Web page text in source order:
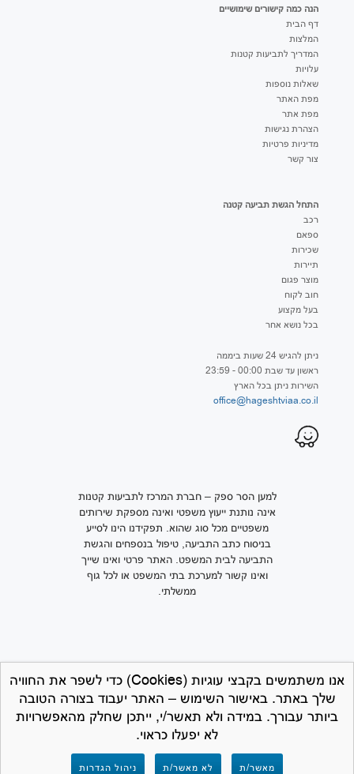
אנו משתמשים בקבצי עוגיות (Cookies) כדי לשפר את החוויה
שלך באתר. באישור השימוש – האתר יעבוד בצורה הטובה
ביותר עבורך. במידה ולא תאשר/י, ייתכן שחלק מהאפשרויות
לא יפעלו כראוי.
מאשר/ת לא מאשר/ת ניהול הגדרות
הנה כמה קישורים שימושיים
דף הבית
המלצות
המדריך לתביעות קטנות
עלויות
שאלות נוספות
מפת האתר
מפת אתר
הצהרת נגישות
מדיניות פרטיות
צור קשר
התחל הגשת תביעה קטנה
רכב
ספאם
שכירות
תיירות
מוצר פגום
חוב לקוח
בעל מקצוע
בכל נושא אחר
ניתן להגיש 24 שעות ביממה
ראשון עד שבת 00:00 - 23:59
השירות ניתן בכל הארץ
office@hageshtviaa.co.il
למען הסר ספק – חברת המרכז לתביעות קטנות
אינה נותנת ייעוץ משפטי ואינה מספקת שירותים
משפטיים מכל סוג שהוא. תפקידנו הינו לסייע
בניסוח כתב התביעה, טיפול בנספחים והגשת
התביעה לבית המשפט. האתר פרטי ואינו שייך
ואינו קשור למערכת בתי המשפט או לכל גוף
ממשלתי.